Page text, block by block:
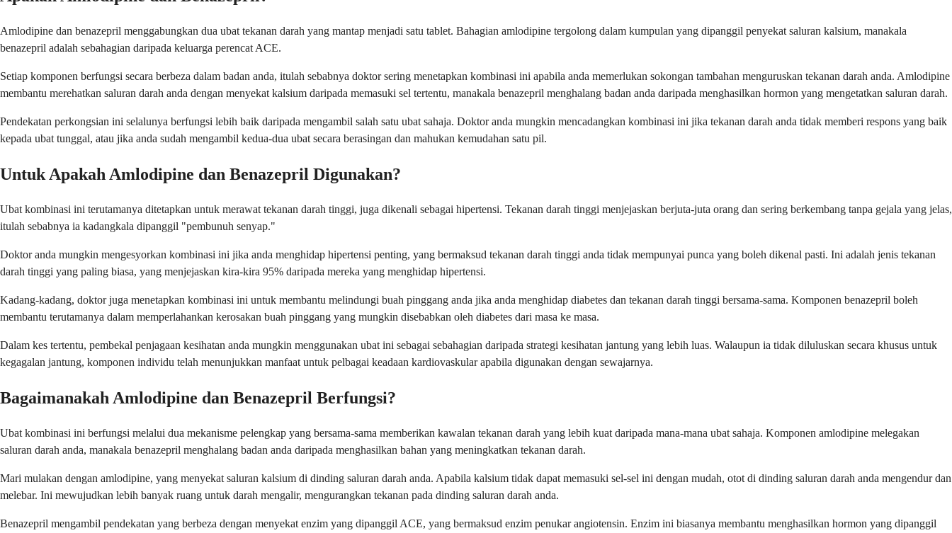
Amlodipine dan benazepril menggabungkan dua ubat tekanan darah yang mantap menjadi satu tablet. Bahagian amlodipine tergolong dalam kumpulan yang dipanggil penyekat saluran kalsium, manakala
benazepril adalah sebahagian daripada keluarga perencat ACE.
Setiap komponen berfungsi secara berbeza dalam badan anda, itulah sebabnya doktor sering menetapkan kombinasi ini apabila anda memerlukan sokongan tambahan menguruskan tekanan darah anda. Amlodipine
membantu merehatkan saluran darah anda dengan menyekat kalsium daripada memasuki sel tertentu, manakala benazepril menghalang badan anda daripada menghasilkan hormon yang mengetatkan saluran darah.
Pendekatan perkongsian ini selalunya berfungsi lebih baik daripada mengambil salah satu ubat sahaja. Doktor anda mungkin mencadangkan kombinasi ini jika tekanan darah anda tidak memberi respons yang baik
kepada ubat tunggal, atau jika anda sudah mengambil kedua-dua ubat secara berasingan dan mahukan kemudahan satu pil.
Untuk Apakah Amlodipine dan Benazepril Digunakan?
Ubat kombinasi ini terutamanya ditetapkan untuk merawat tekanan darah tinggi, juga dikenali sebagai hipertensi. Tekanan darah tinggi menjejaskan berjuta-juta orang dan sering berkembang tanpa gejala yang jelas,
itulah sebabnya ia kadangkala dipanggil "pembunuh senyap."
Doktor anda mungkin mengesyorkan kombinasi ini jika anda menghidap hipertensi penting, yang bermaksud tekanan darah tinggi anda tidak mempunyai punca yang boleh dikenal pasti. Ini adalah jenis tekanan
darah tinggi yang paling biasa, yang menjejaskan kira-kira 95% daripada mereka yang menghidap hipertensi.
Kadang-kadang, doktor juga menetapkan kombinasi ini untuk membantu melindungi buah pinggang anda jika anda menghidap diabetes dan tekanan darah tinggi bersama-sama. Komponen benazepril boleh
membantu terutamanya dalam memperlahankan kerosakan buah pinggang yang mungkin disebabkan oleh diabetes dari masa ke masa.
Dalam kes tertentu, pembekal penjagaan kesihatan anda mungkin menggunakan ubat ini sebagai sebahagian daripada strategi kesihatan jantung yang lebih luas. Walaupun ia tidak diluluskan secara khusus untuk
kegagalan jantung, komponen individu telah menunjukkan manfaat untuk pelbagai keadaan kardiovaskular apabila digunakan dengan sewajarnya.
Bagaimanakah Amlodipine dan Benazepril Berfungsi?
Ubat kombinasi ini berfungsi melalui dua mekanisme pelengkap yang bersama-sama memberikan kawalan tekanan darah yang lebih kuat daripada mana-mana ubat sahaja. Komponen amlodipine melegakan
saluran darah anda, manakala benazepril menghalang badan anda daripada menghasilkan bahan yang meningkatkan tekanan darah.
Mari mulakan dengan amlodipine, yang menyekat saluran kalsium di dinding saluran darah anda. Apabila kalsium tidak dapat memasuki sel-sel ini dengan mudah, otot di dinding saluran darah anda mengendur dan
melebar. Ini mewujudkan lebih banyak ruang untuk darah mengalir, mengurangkan tekanan pada dinding saluran darah anda.
Benazepril mengambil pendekatan yang berbeza dengan menyekat enzim yang dipanggil ACE, yang bermaksud enzim penukar angiotensin. Enzim ini biasanya membantu menghasilkan hormon yang dipanggil